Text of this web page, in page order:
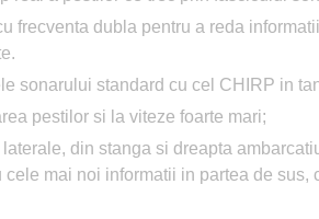
frecventa dubla pentru a reda
sonarului standard cu cel CHIRP in
pestilor si la viteze foarte mari;
din stanga si dreapta
cele mai noi informatii in partea de